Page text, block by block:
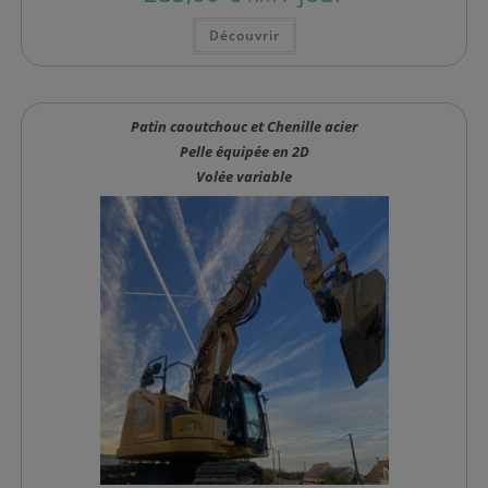
Découvrir
plusieurs
Les
peuvent
être
choisies
la
page
du
produit
Patin caoutchouc et Chenille acier
Pelle équipée en 2D
Volée variable